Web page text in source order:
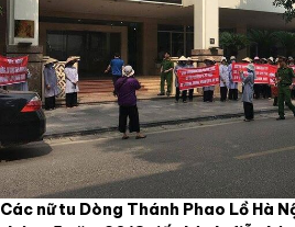
Các nữ tu Dòng Thánh Phao Lồ Hà